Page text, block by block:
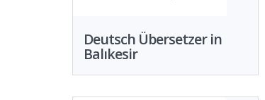
Deutsch Übersetzer in
Balıkesir